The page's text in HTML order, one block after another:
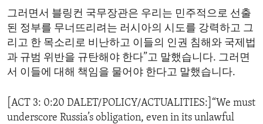
그러면서 블링컨 국무장관은 우리는 민주적으로 선출
된 정부를 무너뜨리려는 러시아의 시도를 강력하고 그
리고 한 목소리로 비난하고 이들의 인권 침해와 국제법
과 규범 위반을 규탄해야 한다”고 말했습니다. 그러면
서 이들에 대해 책임을 물어야 한다고 말했습니다.
[ACT 3: 0:20 DALET/POLICY/ACTUALITIES:]“We must
underscore Russia’s obligation, even in its unlawful